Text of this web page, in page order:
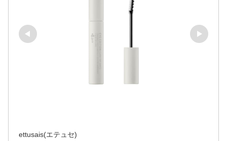
ettusais(エテュセ)